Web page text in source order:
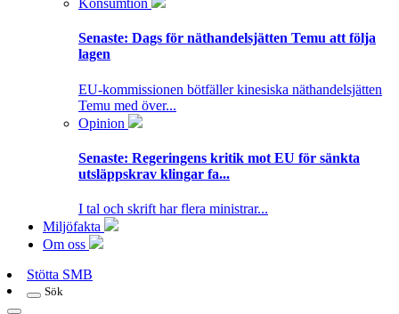
Konsumtion
Senaste: Dags för näthandelsjätten Temu att följa
lagen
EU-kommissionen bötfäller kinesiska näthandelsjätten
Temu med över...
Opinion
Senaste: Regeringens kritik mot EU för sänkta
utsläppskrav klingar fa...
I tal och skrift har flera ministrar...
Miljöfakta
Om oss
Stötta SMB
Sök